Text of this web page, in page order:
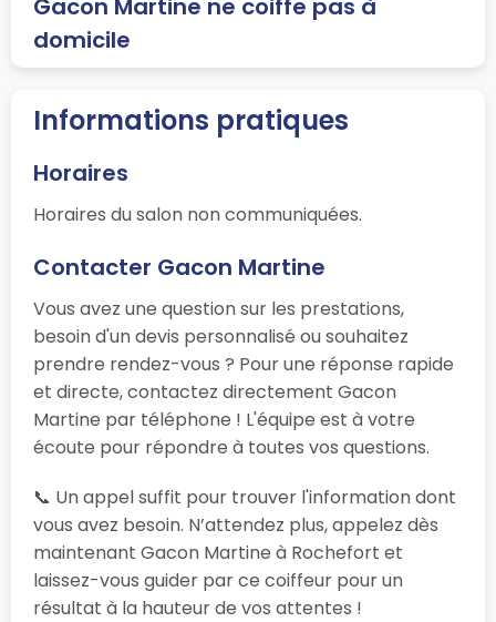
domicile
Informations pratiques
Horaires
Horaires du salon non communiquées.
Contacter Gacon Martine
Vous avez une question sur les prestations,
besoin d'un devis personnalisé ou souhaitez
prendre rendez-vous ? Pour une réponse rapide
et directe, contactez directement Gacon
Martine par téléphone ! L'équipe est à votre
écoute pour répondre à toutes vos questions.
📞 Un appel suffit pour trouver l'information dont
vous avez besoin. N’attendez plus, appelez dès
maintenant Gacon Martine à Rochefort et
laissez-vous guider par ce coiffeur pour un
résultat à la hauteur de vos attentes !